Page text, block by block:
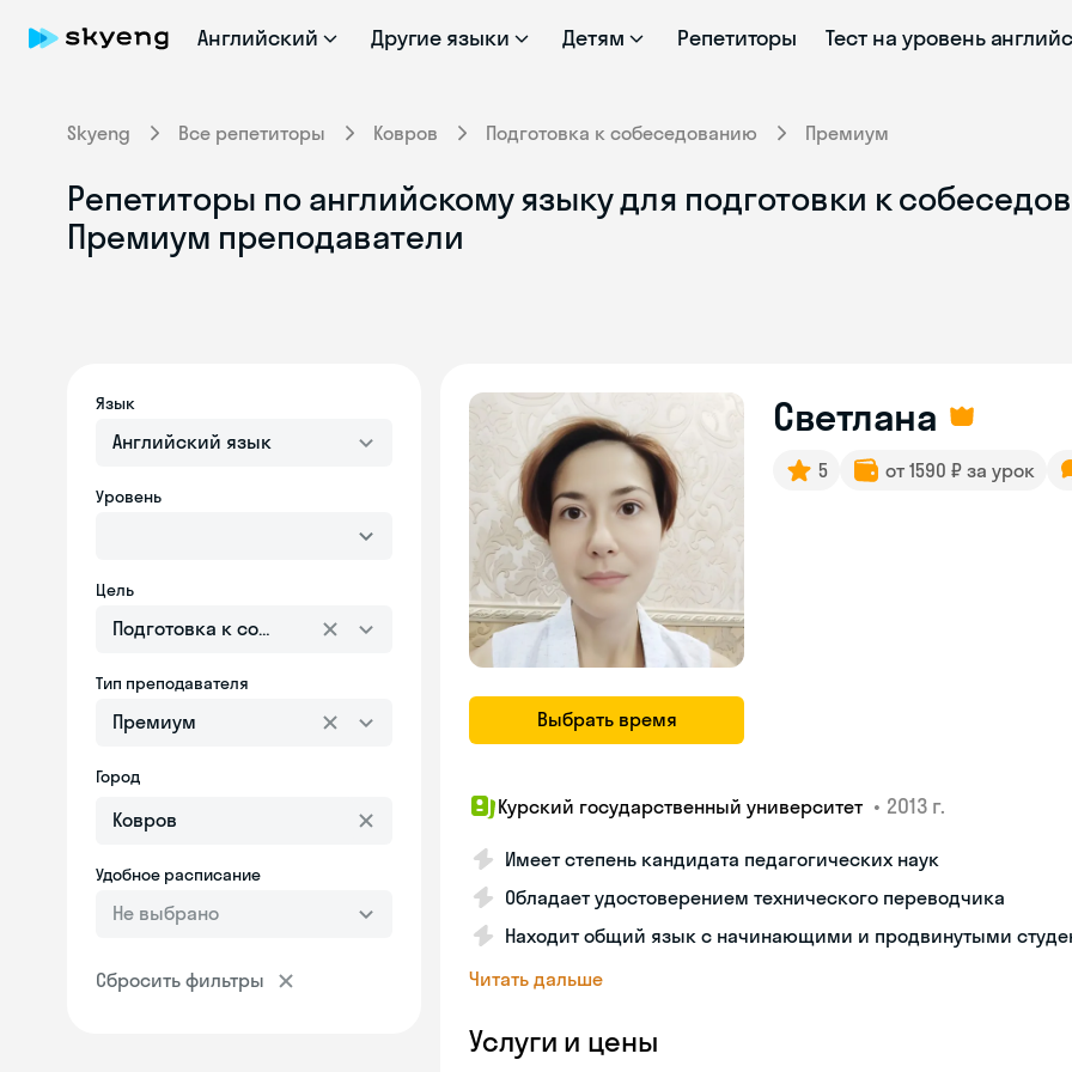
Английский Другие языки Детям Репетиторы Тест на уровень
Skyeng Все репетиторы Ковров Подготовка к собеседованию Премиум
Репетиторы по английскому языку для подготовки к
Премиум преподаватели
Язык
Английский язык
Уровень
Цель
Подготовка к собеседованию
Тип преподавателя
Премиум
Город
Удобное расписание
Не выбрано
Сбросить фильтры
Выбрать время
Светлана
5 от 1590 ₽ за урок
Курский государственный университет • 2013 г.
Имеет степень кандидата педагогических наук
Обладает удостоверением технического переводчика
Находит общий язык с начинающими и продвинутыми
Читать дальше
Услуги и цены